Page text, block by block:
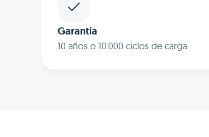
Garantía
10 años o 10.000 ciclos de carga